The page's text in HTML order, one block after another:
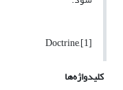
[1] ِDoctrine
کلیدواژه‌ها